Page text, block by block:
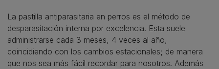
La pastilla antiparasitaria en perros es el método de
desparasitación interna por excelencia. Esta suele
administrarse cada 3 meses, 4 veces al año,
coincidiendo con los cambios estacionales; de manera
que nos sea más fácil recordar para nosotros. Además